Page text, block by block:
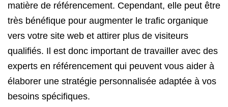
matière de référencement. Cependant, elle peut être
très bénéfique pour augmenter le trafic organique
vers votre site web et attirer plus de visiteurs
qualifiés. Il est donc important de travailler avec des
experts en référencement qui peuvent vous aider à
élaborer une stratégie personnalisée adaptée à vos
besoins spécifiques.